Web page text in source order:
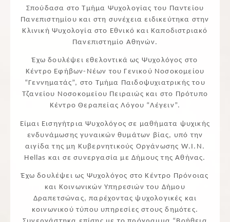
Σπούδασα στο Τμήμα Ψυχολογίας του Παντείου
Πανεπιστημίου και στη συνέχεια ειδικεύτηκα στην
Κλινική Ψυχολογία στο Εθνικό και Καποδιστριακό
Πανεπιστημίο Αθηνών.
Έχω δουλέψει εθελοντικά ως Ψυχολόγος στο
Κέντρο Εφήβων-Νέων του Γενικού Νοσοκομείου
“Γεννηματάς”, στο Τμήμα Παιδοψυχιατρικής του
Τζανείου Νοσοκομείου Πειραιώς και στο Πρότυπο
Κέντρο Θεραπείας Λόγου “Λέγειν”.
Είμαι Εισηγήτρια Ψυχολόγος σε μαθήματα ψυχικής
ενδυνάμωσης γυναικών θυμάτων βίας, υπό την
αιγίδα της μη Κυβερνητικούς Οργάνωσης W. . N .
Hellas και σε συνεργασία με Δήμους της Αθήνας.
Έχω δουλέψει ως Ψυχολόγος στο Κέντρο Πρόνοιας
και Κοινωνικών Υπηρεσιών του Δήμου
Δραπετσώνας, παρέχοντας ψυχολογικές και
κοινωνικού τύπου υπηρεσίες στους δημότες.